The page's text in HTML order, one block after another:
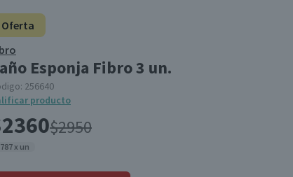
Oferta
Esponja Fibro 3 un.
256640
producto
$2950
x un